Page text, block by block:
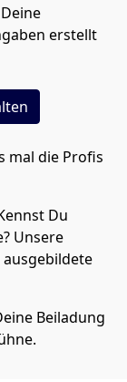
erstellt
mal die Profis
Du
Unsere
Beiladung